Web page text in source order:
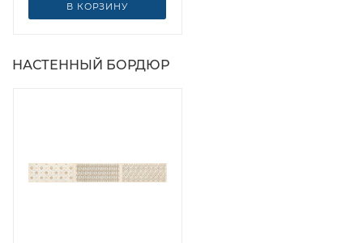
В КОРЗИНУ
НАСТЕННЫЙ БОРДЮР